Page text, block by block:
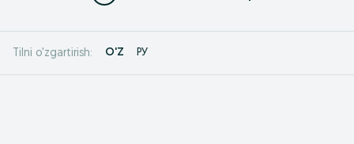
Tilni o'zgartirish: O'Z РУ